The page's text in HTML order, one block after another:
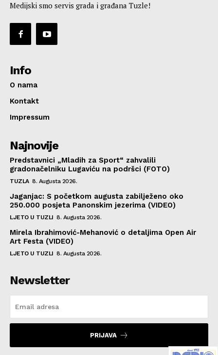
Medijski smo servis grada i građana Tuzle!
Info
O nama
Kontakt
Impressum
Najnovije
Predstavnici „Mladih za Sport“ zahvalili
gradonačelniku Lugaviću na podršci (FOTO)
TUZLA 8. Augusta 2026.
Jaganjac: S početkom augusta zabilježeno oko
250.000 posjeta Panonskim jezerima (VIDEO)
LJETO U TUZLI 8. Augusta 2026.
Mirela Ibrahimović-Mehanović o detaljima Open Air
Art Festa (VIDEO)
LJETO U TUZLI 8. Augusta 2026.
Newsletter
PRIJAVA